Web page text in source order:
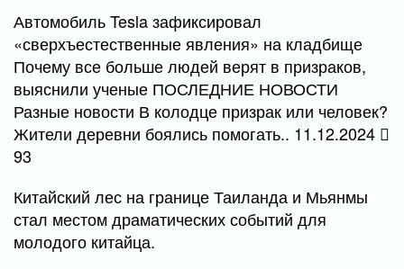
Автомобиль Tesla зафиксировал
«сверхъестественные явления» на кладбище
Почему все больше людей верят в призраков,
выяснили ученые ПОСЛЕДНИЕ НОВОСТИ
Разные новости В колодце призрак или человек?
Жители деревни боялись помогать.. 11.12.2024
93
Китайский лес на границе Таиланда и Мьянмы
стал местом драматических событий для
молодого китайца.